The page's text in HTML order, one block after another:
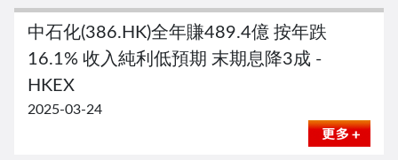
简体
Facebook
中石化(386.HK)全年賺489.4億 按年跌
16.1% 收入純利低預期 末期息降3成 -
HKEX
2025-03-24